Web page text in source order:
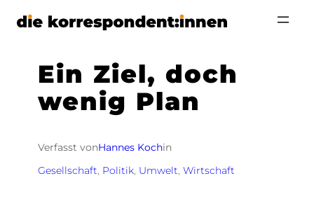
Zum
Ein Ziel, doch
wenig Plan
Verfasst vonHannes Kochin
Gesellschaft, Politik, Umwelt, Wirtschaft